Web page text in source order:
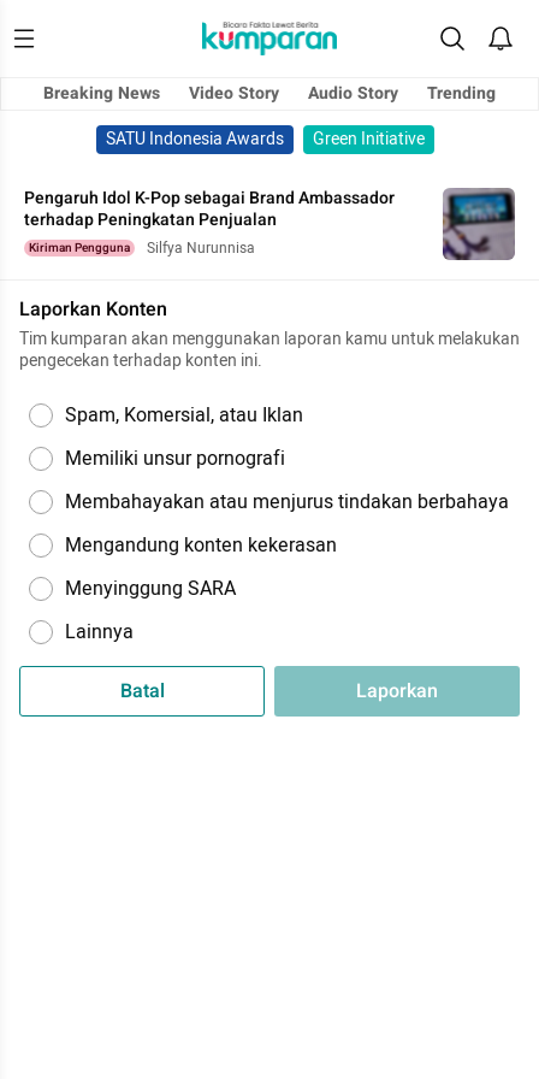
Breaking News Video Story Audio Story
Trending
SATU Indonesia Awards
Green Initiative
Pengaruh Idol K-Pop sebagai Brand Ambassador
terhadap Peningkatan Penjualan
Kiriman Pengguna Silfya Nurunnisa
Laporkan Konten
Tim kumparan akan menggunakan laporan kamu untuk melakukan
pengecekan terhadap konten ini.
Spam, Komersial, atau Iklan
Memiliki unsur pornografi
Membahayakan atau menjurus tindakan berbahaya
Mengandung konten kekerasan
Menyinggung SARA
Lainnya
Batal Laporkan